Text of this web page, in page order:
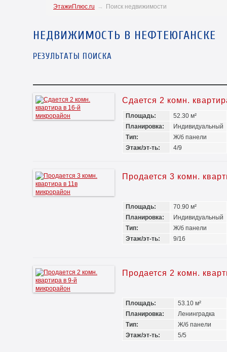
ЭтажиПлюс.ru → Поиск недвижимости
НЕДВИЖИМОСТЬ В НЕФТЕЮГАНСКЕ
РЕЗУЛЬТАТЫ ПОИСКА
Сдается 2 комн.
Площадь:
52.30 м²
Планировка:
Индивидуальный
Тип:
Ж/б панели
Этаж/эт-ть:
4/9
Продается 3 комн.
Площадь:
70.90 м²
Планировка:
Индивидуальный
Тип:
Ж/б панели
Этаж/эт-ть:
9/16
Продается 2 комн.
Площадь:
53.10 м²
Планировка:
Ленинградка
Тип:
Ж/б панели
Этаж/эт-ть:
5/5